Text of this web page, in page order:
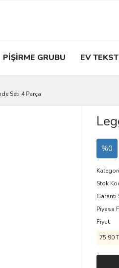
PİŞİRME GRUBU EV
Seti 4 Parça
%0
Kategori
Stok
Garanti
Piyasa
Fiyat
75,90